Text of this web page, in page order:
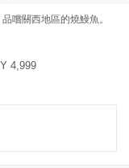
嚐關西地區的燒鰻魚。
4,999